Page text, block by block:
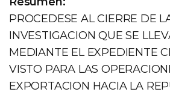
PROCEDESE AL CIERRE DE
INVESTIGACION QUE SE
MEDIANTE EL EXPEDIENTE
VISTO PARA LAS
EXPORTACION HACIA LA